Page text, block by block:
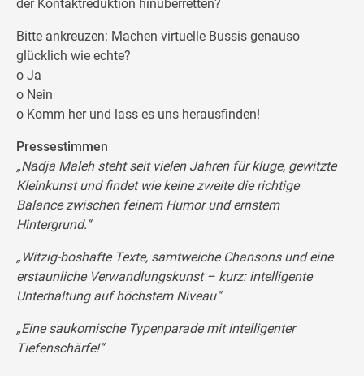
der Kontaktreduktion hinüberretten?
Bitte ankreuzen: Machen virtuelle Bussis genauso
glücklich wie echte?
o Ja
o Nein
o Komm her und lass es uns herausfinden!
Pressestimmen
„Nadja Maleh steht seit vielen Jahren für kluge, gewitzte
Kleinkunst und findet wie keine zweite die richtige
Balance zwischen feinem Humor und ernstem
Hintergrund.“
„Witzig-boshafte Texte, samtweiche Chansons und eine
erstaunliche Verwandlungskunst – kurz: intelligente
Unterhaltung auf höchstem Niveau“
„Eine saukomische Typenparade mit intelligenter
Tiefenschärfe!“